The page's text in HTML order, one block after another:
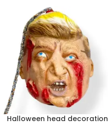
Halloween head decoration